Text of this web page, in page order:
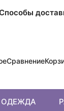
Сравнение